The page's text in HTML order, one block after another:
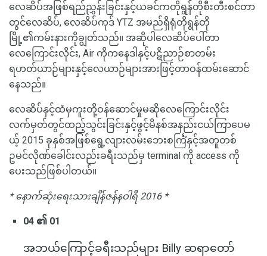
လေဆိပ်အဖြစ်ရည်ညွှန်းခြင်းနှင့်ယခင်ကတိုရွန်တိုစီးတီးစင်တာ
တွင်လေဆိပ်, လေဆိပ်ကုဒ် YTZ အမည်ရှိရုံတိုရွန်တို
မြို့၏ကမ်းနားကိုချွတ်သည်။ အဆိုပါလေဆိပ်ပေါ်တာ
လေကြောင်းလိုင်း, Air ကိုကနေဒါနှင့်ပဋိညာဉ်စာတမ်း
ရဟတ်ယာဉ်များနှင့်လေယာဉ်များအားဖြင့်တာဝန်ထမ်းဆောင်
နေသည်။
လေဆိပ်နှင့်ထံမှကူးတို့ဝန်ဆောင်မှုမဆိုလေကြောင်းလိုင်း
လက်မှတ်တွင်ထည့်သွင်းခြင်းနှင့်ဖွင့်မိနစ်အနည်းငယ်ကြာပေမ
ယ့် 2015 ခုနှစ်အဖြစ်ရွေ့လျားလမ်းဘေးစင်္ကြံနှင့်အတူတစ်
ဥမင်လိုဏ်ခေါင်းလည်းခရီးသည်မှ terminal ကို access ကို
ပေးသည်ဖြစ်ပါတယ်။
* နောက်ဆုံးရေးသားချိန်ဇန်နဝါရီ 2016 *
04 ၏ 01
အဘယ်ကြောင့်ခရီးသည်များ Billy ဆရာတော်